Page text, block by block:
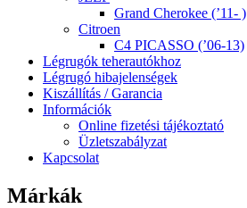
Grand Cherokee (’11- )
Citroen
C4 PICASSO (’06-13)
Légrugók teherautókhoz
Légrugó hibajelenségek
Kiszállítás / Garancia
Információk
Online fizetési tájékoztató
Üzletszabályzat
Kapcsolat
Márkák